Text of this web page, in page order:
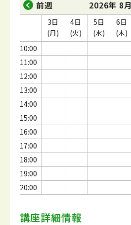
前週 2026年 8月
10:00
11:00
12:00
13:00
14:00
15:00
16:00
17:00
18:00
19:00
20:00
3日
(月)
4日
(火)
5日
(水)
6日
(木)
講座詳細情報